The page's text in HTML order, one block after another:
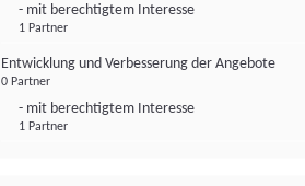
- mit berechtigtem Interesse
1 Partner
Entwicklung und Verbesserung der Angebote
0 Partner
- mit berechtigtem Interesse
1 Partner